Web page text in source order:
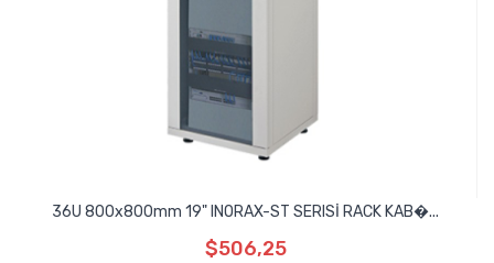
36U 800x800mm 19" INORAX-ST SERISİ RACK KAB�...
$506,25